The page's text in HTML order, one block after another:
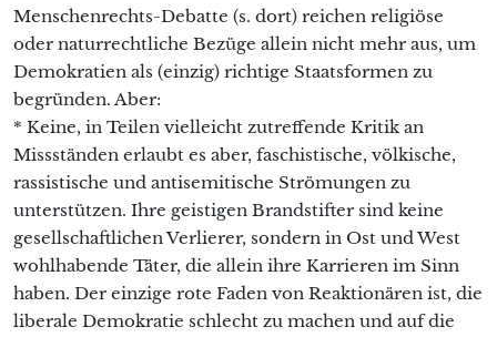
Menschenrechts-Debatte (s. dort) reichen religiöse
oder naturrechtliche Bezüge allein nicht mehr aus, um
Demokratien als (einzig) richtige Staatsformen zu
begründen. Aber:
* Keine, in Teilen vielleicht zutreffende Kritik an
Missständen erlaubt es aber, faschistische, völkische,
rassistische und antisemitische Strömungen zu
unterstützen. Ihre geistigen Brandstifter sind keine
gesellschaftlichen Verlierer, sondern in Ost und West
wohlhabende Täter, die allein ihre Karrieren im Sinn
haben. Der einzige rote Faden von Reaktionären ist, die
liberale Demokratie schlecht zu machen und auf die